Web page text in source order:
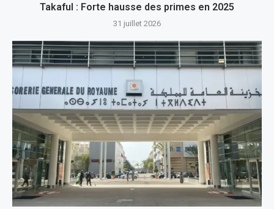
Takaful : Forte hausse des primes en 2025
31 juillet 2026